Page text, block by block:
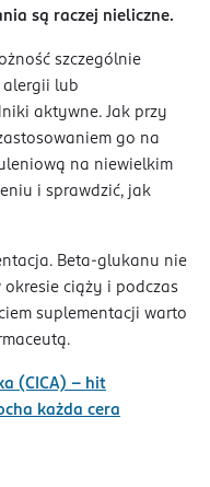
są raczej nieliczne.
szczególnie
alergii lub
aktywne. Jak przy
go na
na niewielkim
i sprawdzić, jak
Beta-glukanu nie
ciąży i podczas
suplementacji warto
(CICA) - hit
każda cera